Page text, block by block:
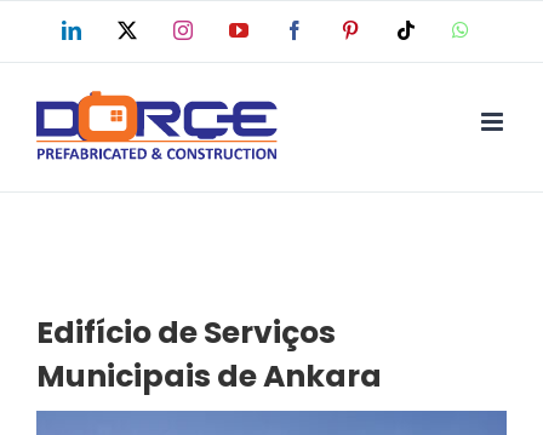
to
content
LinkedIn InstagramYouTube FacebookPinterest Tiktok
Edifício de Serviços
Municipais de Ankara